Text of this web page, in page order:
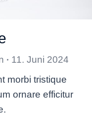
11. Juni 2024
morbi tristique
ornare efficitur